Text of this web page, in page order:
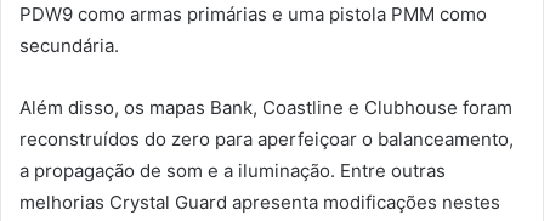
PDW9 como armas primárias e uma pistola PMM como
secundária.
Além disso, os mapas Bank, Coastline e Clubhouse foram
reconstruídos do zero para aperfeiçoar o balanceamento,
a propagação de som e a iluminação. Entre outras
melhorias Crystal Guard apresenta modificações nestes